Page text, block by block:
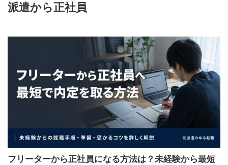
派遣から正社員
フリーターから正社員になる方法は？未経験から最短